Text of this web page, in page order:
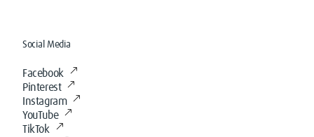
Social Media
Facebook
Pinterest
Instagram
YouTube
TikTok